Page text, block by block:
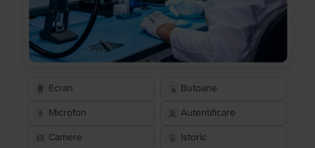
Ecran Butoane
Microfon Autentificare
Camere Istoric